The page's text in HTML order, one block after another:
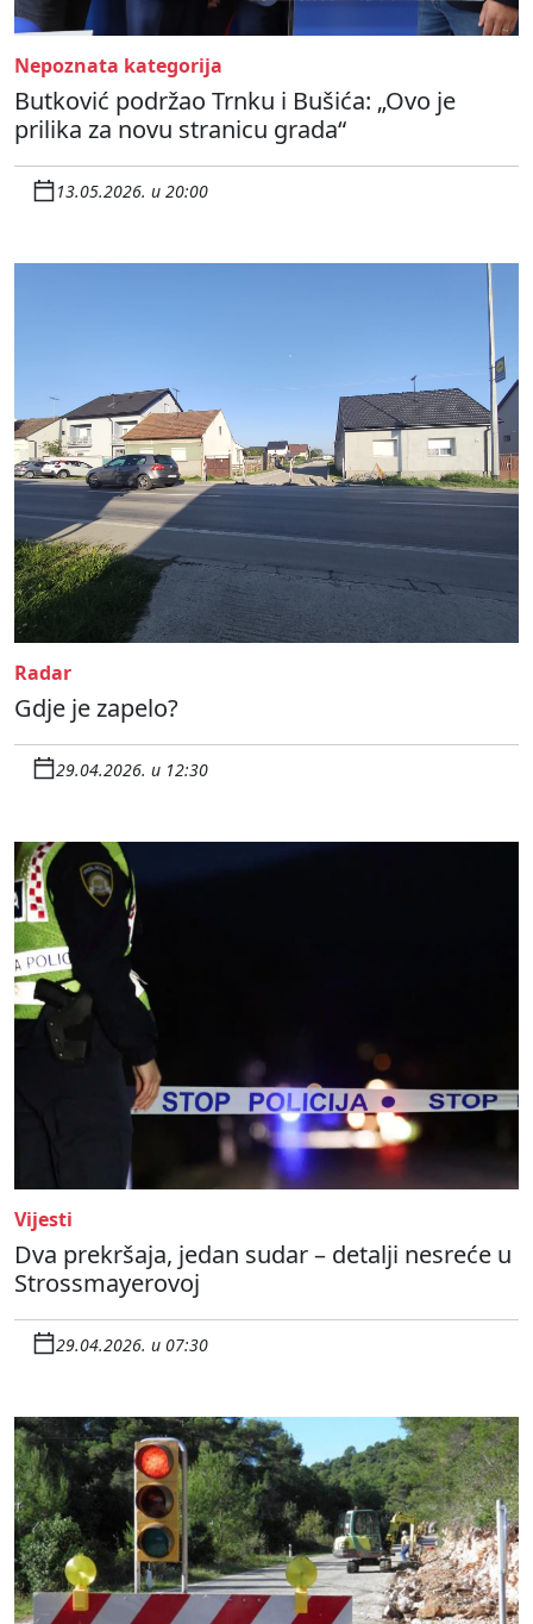
Nepoznata kategorija
Butković podržao Trnku i Bušića: „Ovo je
prilika za novu stranicu grada“
13.05.2026. u 20:00
Radar
Gdje je zapelo?
29.04.2026. u 12:30
Vijesti
Dva prekršaja, jedan sudar – detalji nesreće u
Strossmayerovoj
29.04.2026. u 07:30